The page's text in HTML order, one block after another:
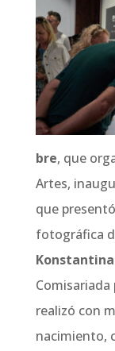
bre, que
Artes,
que
fotográfica
realizó con
nacimiento,